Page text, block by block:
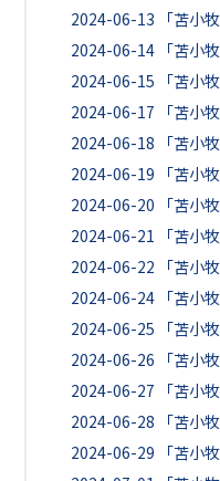
2024-06-13
「苫小
2024-06-14 「苫小
2024-06-15
「苫小
2024-06-17
「苫小
2024-06-18
「苫小
2024-06-19
「苫小
2024-06-20
「苫小
2024-06-21
「苫小
2024-06-22
「苫小
2024-06-24 「苫小
2024-06-25
「苫小
2024-06-26
「苫小
2024-06-27
「苫小
2024-06-28
「苫小
2024-06-29
「苫小